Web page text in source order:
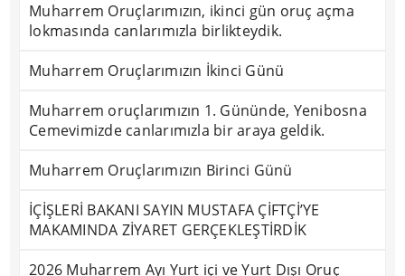
Muharrem Oruçlarımızın, ikinci gün oruç açma
lokmasında canlarımızla birlikteydik.
Muharrem Oruçlarımızın İkinci Günü
Muharrem oruçlarımızın 1. Gününde, Yenibosna
Cemevimizde canlarımızla bir araya geldik.
Muharrem Oruçlarımızın Birinci Günü
İÇİŞLERİ BAKANI SAYIN MUSTAFA ÇİFTÇİ’YE
MAKAMINDA ZİYARET GERÇEKLEŞTİRDİK
2026 Muharrem Ayı Yurt içi ve Yurt Dışı Oruç